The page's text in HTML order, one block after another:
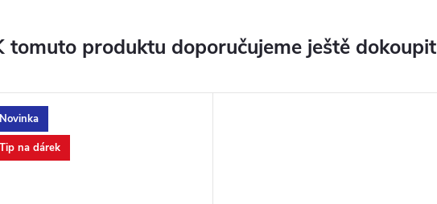
tomuto produktu doporučujeme ještě dokoupit
Novinka
Tip na dárek